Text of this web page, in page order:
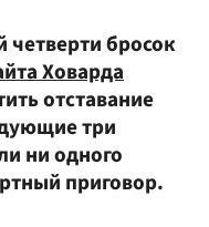
бросок
Ховарда
отставание
три
ни одного
приговор.